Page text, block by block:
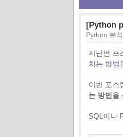
[Python
Python 분
지난번 포
치는 방법
이번 포스
는 방법 을
SQL이나